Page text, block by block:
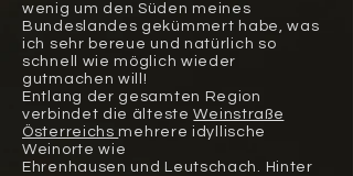
wenig um den Süden meines
Bundeslandes gekümmert habe, was
ich sehr bereue und natürlich so
schnell wie möglich wieder
gutmachen will!
Entlang der gesamten Region
verbindet die ältesteWeinstraße
Österreichs mehrere idyllische
Weinorte wie
Ehrenhausen und Leutschach. Hinter